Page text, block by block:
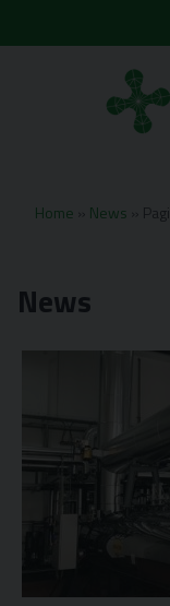
to
Home News
News